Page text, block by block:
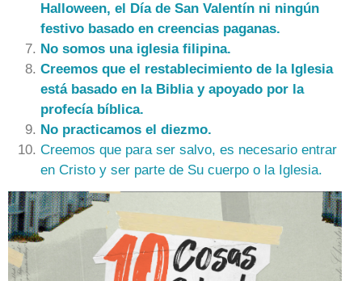
Halloween, el Día de San Valentín ni ningún
festivo basado en creencias paganas.
No somos una iglesia filipina.
Creemos que el restablecimiento de la Iglesia
está basado en la Biblia y apoyado por la
profecía bíblica.
No practicamos el diezmo.
Creemos que para ser salvo, es necesario entrar
en Cristo y ser parte de Su cuerpo o la Iglesia.